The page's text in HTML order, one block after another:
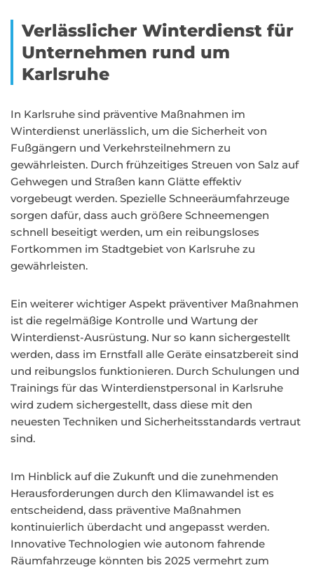
Verlässlicher Winterdienst für
Unternehmen rund um
Karlsruhe
In Karlsruhe sind präventive Maßnahmen im
Winterdienst unerlässlich, um die Sicherheit von
Fußgängern und Verkehrsteilnehmern zu
gewährleisten. Durch frühzeitiges Streuen von Salz auf
Gehwegen und Straßen kann Glätte effektiv
vorgebeugt werden. Spezielle Schneeräumfahrzeuge
sorgen dafür, dass auch größere Schneemengen
schnell beseitigt werden, um ein reibungsloses
Fortkommen im Stadtgebiet von Karlsruhe zu
gewährleisten.
Ein weiterer wichtiger Aspekt präventiver Maßnahmen
ist die regelmäßige Kontrolle und Wartung der
Winterdienst-Ausrüstung. Nur so kann sichergestellt
werden, dass im Ernstfall alle Geräte einsatzbereit sind
und reibungslos funktionieren. Durch Schulungen und
Trainings für das Winterdienstpersonal in Karlsruhe
wird zudem sichergestellt, dass diese mit den
neuesten Techniken und Sicherheitsstandards vertraut
sind.
Im Hinblick auf die Zukunft und die zunehmenden
Herausforderungen durch den Klimawandel ist es
entscheidend, dass präventive Maßnahmen
kontinuierlich überdacht und angepasst werden.
Innovative Technologien wie autonom fahrende
Räumfahrzeuge könnten bis 2025 vermehrt zum